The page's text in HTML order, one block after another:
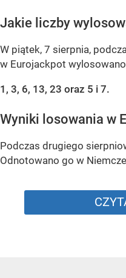
Jakie liczby
W piątek, 7 sierpnia,
w Eurojackpot
1, 3, 6, 13, 23 oraz 5 i 7.
Wyniki losowania w
Podczas drugiego
Odnotowano go w